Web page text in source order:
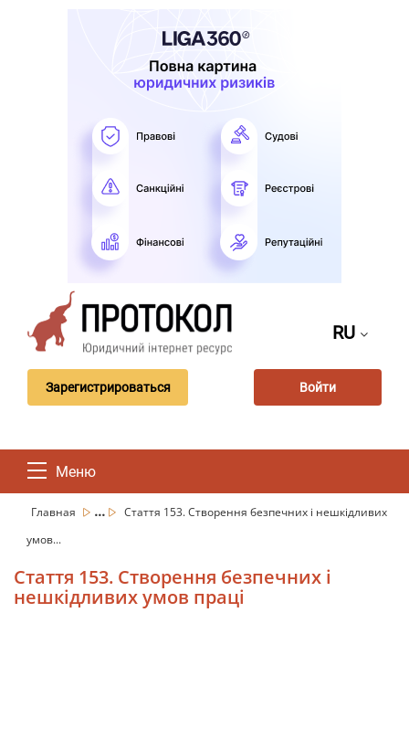
RU
Зарегистрироваться Войти
Меню
Главная ...
Стаття 153. Створення безпечних і нешкідливих
умов...
Стаття 153. Створення безпечних і
нешкідливих умов праці